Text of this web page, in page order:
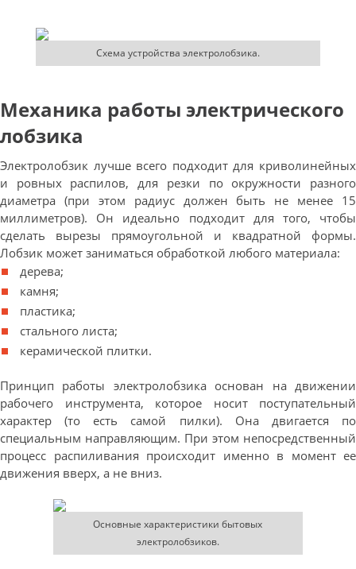
Схема устройства электролобзика.
Механика работы электрического
лобзика
Электролобзик лучше всего подходит для криволинейных
и ровных распилов, для резки по окружности разного
диаметра (при этом радиус должен быть не менее 15
миллиметров). Он идеально подходит для того, чтобы
сделать вырезы прямоугольной и квадратной формы.
Лобзик может заниматься обработкой любого материала:
дерева;
камня;
пластика;
стального листа;
керамической плитки.
Принцип работы электролобзика основан на движении
рабочего инструмента, которое носит поступательный
характер (то есть самой пилки). Она двигается по
специальным направляющим. При этом непосредственный
процесс распиливания происходит именно в момент ее
движения вверх, а не вниз.
Основные характеристики бытовых
электролобзиков.